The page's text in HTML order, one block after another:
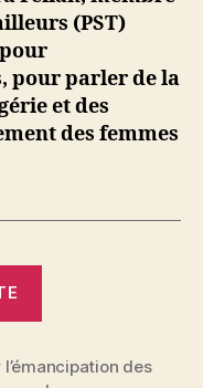
(PST)
pour parler de la
et des
des femmes
femmes des